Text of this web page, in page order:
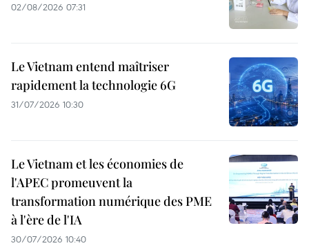
02/08/2026 07:31
Le Vietnam entend maîtriser
rapidement la technologie 6G
31/07/2026 10:30
Le Vietnam et les économies de
l'APEC promeuvent la
transformation numérique des PME
à l'ère de l'IA
30/07/2026 10:40